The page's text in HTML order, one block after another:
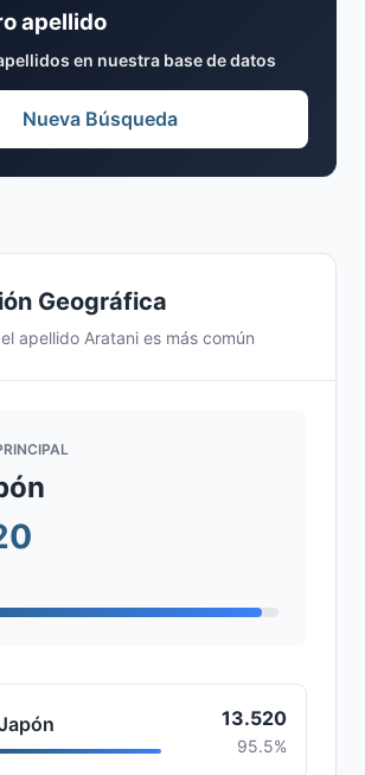
Geográfica
apellido Aratani es más común
13.520
95.5%
apellido
en nuestra base de datos
Nueva Búsqueda